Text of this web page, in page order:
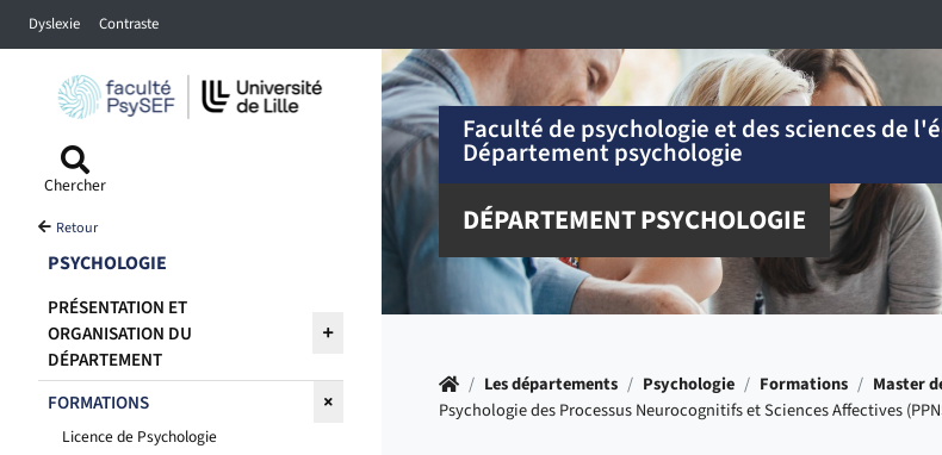
Accéder au menu principal
Accéder à la recherche
Accéder au pied de page
Dyslexie Contraste
Chercher
Retour
PSYCHOLOGIE
PRÉSENTATION ET
ORGANISATION DU
DÉPARTEMENT
FORMATIONS
Licence de Psychologie
Faculté de psychologie et des sciences de
Département psychologie
DÉPARTEMENT PSYCHOLOGIE
Accueil
/ Les départements / Psychologie / Formations / Master
Psychologie des Processus Neurocognitifs et Sciences Affectives